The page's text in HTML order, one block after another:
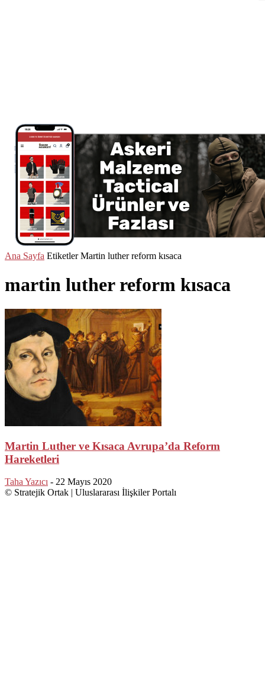
Ana Sayfa Etiketler Martin luther reform kısaca
martin luther reform kısaca
Martin Luther ve Kısaca Avrupa’da Reform
Hareketleri
Taha Yazıcı - 22 Mayıs 2020
© Stratejik Ortak | Uluslararası İlişkiler Portalı